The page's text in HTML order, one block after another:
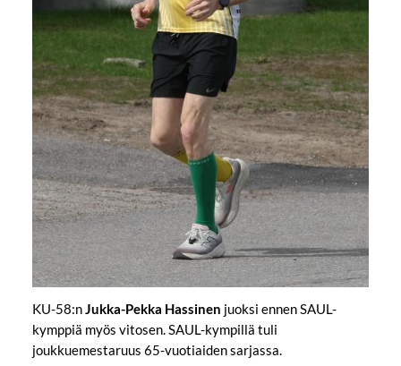
KU-58:nJukka-Pekka Hassinen juoksi ennen SAUL-
kymppiä myös vitosen. SAUL-kympillä tuli
joukkuemestaruus 65-vuotiaiden sarjassa.